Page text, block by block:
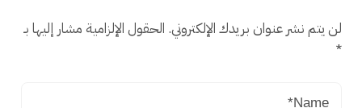
لن يتم نشر عنوان بريدك الإلكتروني. الحقول الإلزامية مشار إليها بـ
*